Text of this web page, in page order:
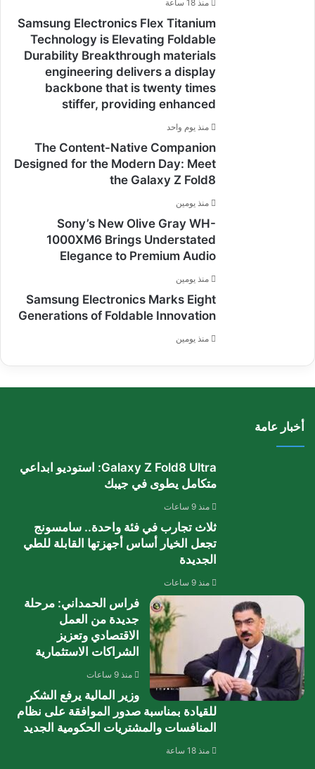
منذ 18 ساعة
Samsung Electronics Flex Titanium
Technology is Elevating Foldable
Durability Breakthrough materials
engineering delivers a display
backbone that is twenty times
stiffer, providing enhanced
منذ يوم واحد
The Content-Native Companion
Designed for the Modern Day: Meet
the Galaxy Z Fold8
منذ يومين
Sony’s New Olive Gray WH-
1000XM6 Brings Understated
Elegance to Premium Audio
منذ يومين
Samsung Electronics Marks Eight
Generations of Foldable Innovation
منذ يومين
أخبار عامة
Galaxy Z Fold8 Ultra: استوديو ابداعي
متكامل يطوى في جيبك
منذ 9 ساعات
ثلاث تجارب في فئة واحدة.. سامسونج
تجعل الخيار أساس أجهزتها القابلة للطي
الجديدة
منذ 9 ساعات
فراس الحمداني: مرحلة
جديدة من العمل
الاقتصادي وتعزيز
الشراكات الاستثمارية
منذ 9 ساعات
وزير المالية يرفع الشكر
للقيادة بمناسبة صدور الموافقة على نظام
المنافسات والمشتريات الحكومية الجديد
منذ 18 ساعة